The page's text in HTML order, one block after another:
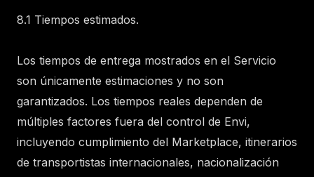
8.1 Tiempos estimados.
Los tiempos de entrega mostrados en el Servicio
son únicamente estimaciones y no son
garantizados. Los tiempos reales dependen de
múltiples factores fuera del control de Envi,
incluyendo cumplimiento del Marketplace, itinerarios
de transportistas internacionales, nacionalización